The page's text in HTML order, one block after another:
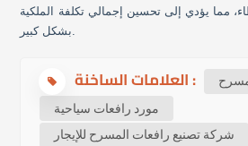
مما يؤدي إلى تحسين إجمالي تكلفة الملكية
بشكل كبير.
العلامات الساخنة :
مورد رافعات سياحية
شركة تصنيع رافعات المسرح للإيجار